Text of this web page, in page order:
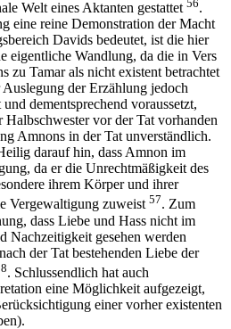
Welt eines Aktanten gestattet 56.
eine reine Demonstration der Macht
Davids bedeutet, ist die hier
eigentliche Wandlung, da die in Vers
zu Tamar als nicht existent betrachtet
der Erzählung jedoch
dementsprechend voraussetzt,
Halbschwester vor der Tat vorhanden
Amnons in der Tat unverständlich.
darauf hin, dass Amnon im
da er die Unrechtmäßigkeit des
ihrem Körper und ihrer
Vergewaltigung zuweist 57. Zum
dass Liebe und Hass nicht im
Nachzeitigkeit gesehen werden
der Tat bestehenden Liebe der
. Schlussendlich hat auch
eine Möglichkeit aufgezeigt,
einer vorher existenten